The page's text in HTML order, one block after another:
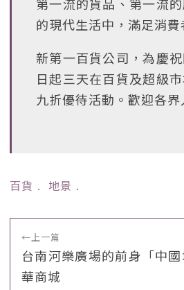
的現代生活中，滿足消費
新第一百貨公司，為慶
日起三天在百貨及超級
九折優待活動。歡迎各界
百貨 ﹒ 地景 ﹒
←上一篇
台南河樂廣場的前身「中
華商城